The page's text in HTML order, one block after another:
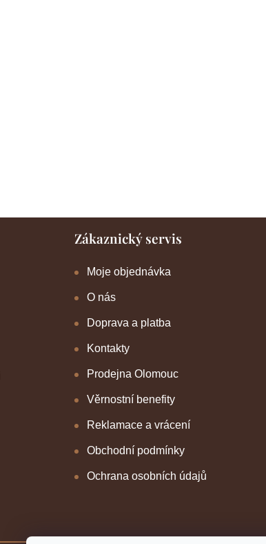
Zákaznický servis
Moje objednávka
O nás
Doprava a platba
Kontakty
Prodejna Olomouc
Věrnostní benefity
Reklamace a vrácení
Obchodní podmínky
Ochrana osobních údajů